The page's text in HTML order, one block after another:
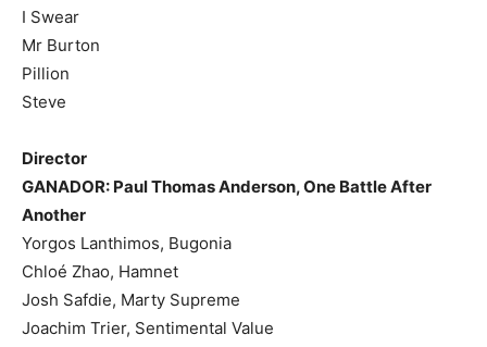
I Swear
Mr Burton
Pillion
Steve
Director
GANADOR: Paul Thomas Anderson, One Battle After
Another
Yorgos Lanthimos, Bugonia
Chloé Zhao, Hamnet
Josh Safdie, Marty Supreme
Joachim Trier, Sentimental Value